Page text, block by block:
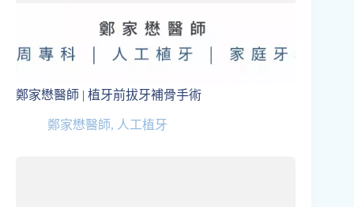
鄭家懋醫師 | 植牙前拔牙補骨手術
鄭家懋醫師, 人工植牙